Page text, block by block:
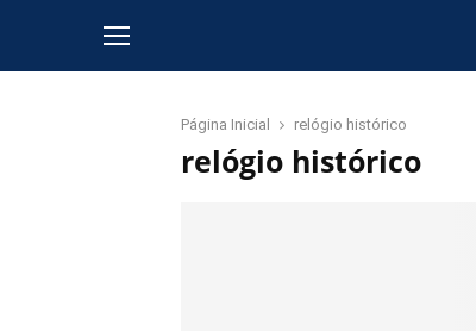
Página Inicial relógio histórico
relógio histórico